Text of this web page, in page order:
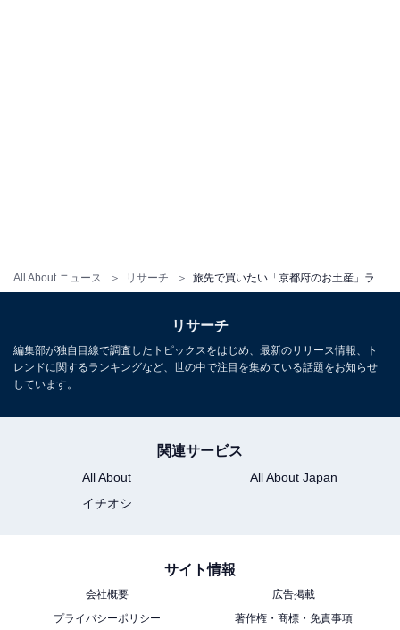
All About ニュース リサーチ
リサーチ
編集部が独自目線で調査したトピックスをはじめ、最新のリリース情報、ト
レンドに関するランキングなど、世の中で注目を集めている話題をお知らせ
しています。
関連サービス
All About
All About Japan
イチオシ
サイト情報
会社概要
広告掲載
プライバシーポリシー
著作権・商標・免責事項